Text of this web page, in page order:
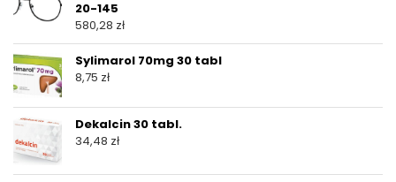
20-145
580,28 zł
Sylimarol 70mg 30 tabl
8,75 zł
Dekalcin 30 tabl.
34,48 zł